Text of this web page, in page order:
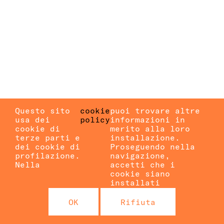
Questo sito
usa dei
cookie di
terze parti e
dei cookie di
profilazione.
Nella
cookie
policy
puoi trovare altre
informazioni in
merito alla loro
installazione.
Proseguendo nella
navigazione,
accetti che i
cookie siano
installati
OK Rifiuta